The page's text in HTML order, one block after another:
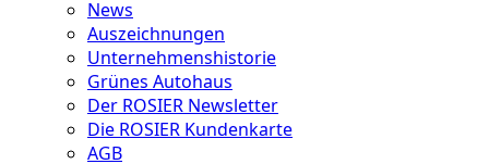
News
Auszeichnungen
Unternehmenshistorie
Grünes Autohaus
Der ROSIER Newsletter
Die ROSIER Kundenkarte
AGB